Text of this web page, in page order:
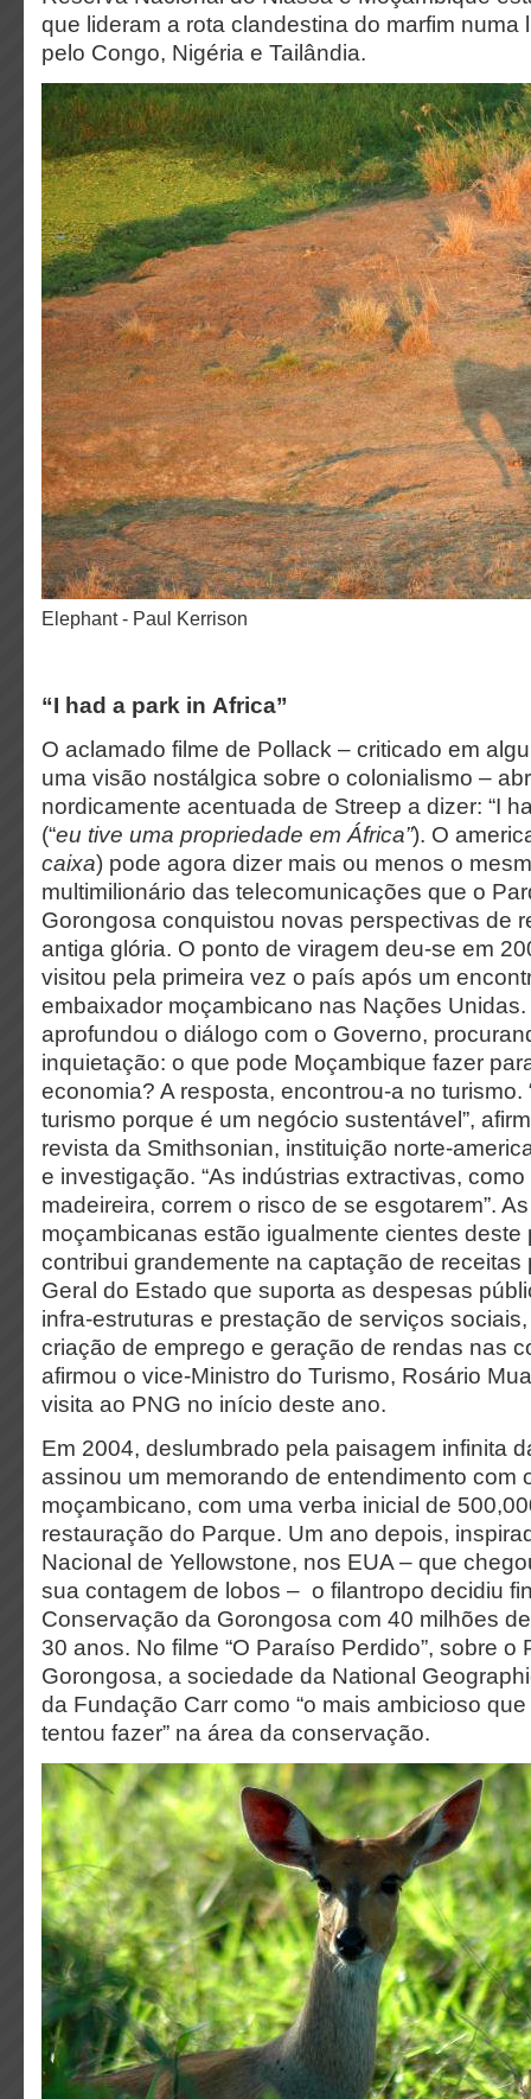
que lideram a rota clandestina do marfim numa
pelo Congo, Nigéria e Tailândia.
Elephant - Paul Kerrison
“I had a park in Africa”
O aclamado filme de Pollack – criticado em
uma visão nostálgica sobre o colonialismo –
nordicamente acentuada de Streep a dizer: “I
(“eu tive uma propriedade em África”). O
caixa) pode agora dizer mais ou menos o
multimilionário das telecomunicações que o
Gorongosa conquistou novas perspectivas de
antiga glória. O ponto de viragem deu-se em
visitou pela primeira vez o país após um
embaixador moçambicano nas Nações Unidas.
aprofundou o diálogo com o Governo,
inquietação: o que pode Moçambique fazer
economia? A resposta, encontrou-a no turismo.
turismo porque é um negócio sustentável”,
revista da Smithsonian, instituição norte-
e investigação. “As indústrias extractivas,
madeireira, correm o risco de se esgotarem”.
moçambicanas estão igualmente cientes deste
contribui grandemente na captação de receitas
Geral do Estado que suporta as despesas
infra-estruturas e prestação de serviços
criação de emprego e geração de rendas nas
afirmou o vice-Ministro do Turismo, Rosário
visita ao PNG no início deste ano.
Em 2004, deslumbrado pela paisagem infinita
assinou um memorando de entendimento com
moçambicano, com uma verba inicial de
restauração do Parque. Um ano depois,
Nacional de Yellowstone, nos EUA – que
sua contagem de lobos – o filantropo decidiu
Conservação da Gorongosa com 40 milhões
30 anos. No filme “O Paraíso Perdido”, sobre o
Gorongosa, a sociedade da National
da Fundação Carr como “o mais ambicioso
tentou fazer” na área da conservação.